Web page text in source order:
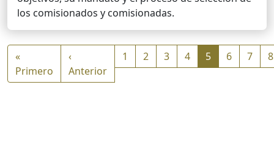
los comisionados y comisionadas.
Paginación
«
Primero Primera página
‹
AnteriorPágina anterior
1 2 3 4 5 6 7 8